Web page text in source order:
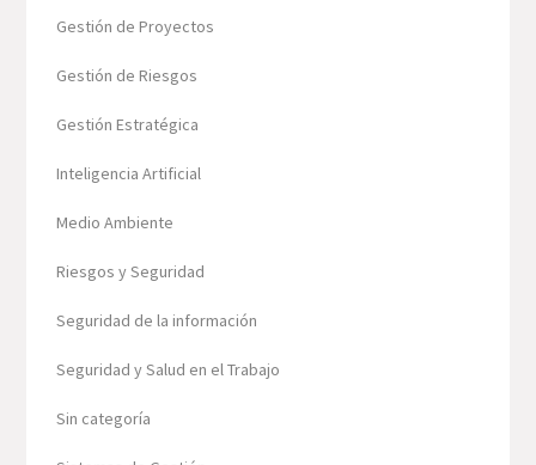
Gestión de Proyectos
Gestión de Riesgos
Gestión Estratégica
Inteligencia Artificial
Medio Ambiente
Riesgos y Seguridad
Seguridad de la información
Seguridad y Salud en el Trabajo
Sin categoría